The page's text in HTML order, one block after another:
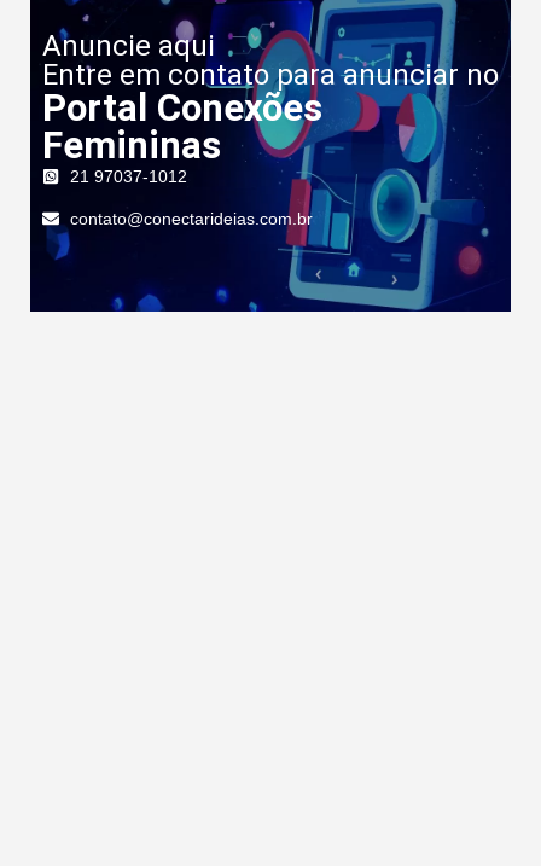
Anuncie aqui
Entre em contato para anunciar no
Portal Conexões
Femininas
21 97037-1012
contato@conectarideias.com.br